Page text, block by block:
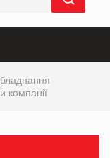
компанії